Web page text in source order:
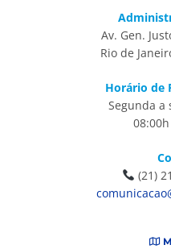
Av. Gen.
Rio de
Horário de
Segunda a
(21)